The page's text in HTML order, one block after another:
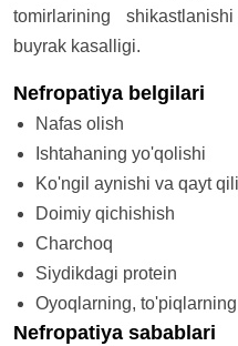
tomirlarining
buyrak kasalligi.
Nefropatiya belgilari
Nafas olish
Ishtahaning yo'qolishi
Ko'ngil aynishi va qayt
Doimiy qichishish
Charchoq
Siydikdagi protein
Oyoqlarning,
Nefropatiya sabablari